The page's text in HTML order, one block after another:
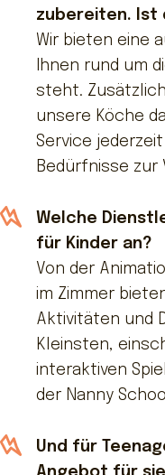
zubereiten. Ist
Wir bieten eine
Ihnen rund um
steht.
unsere Köche
Service
Bedürfnisse zur
Welche
für Kinder an?
Von der
im Zimmer
Aktivitäten und
Kleinsten,
interaktiven
der Nanny
Und für